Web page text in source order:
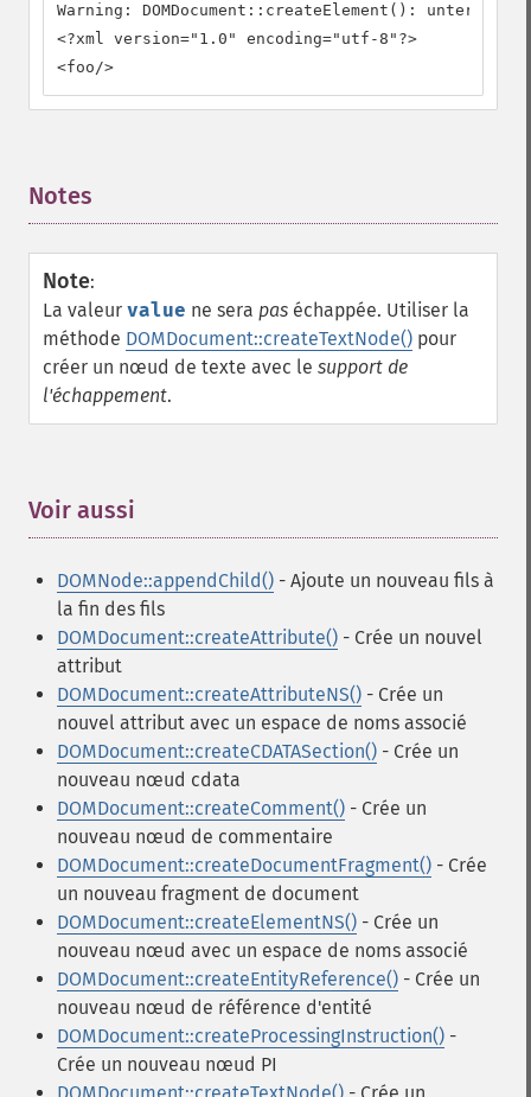
Warning: DOMDocument::createElement():
<?xml version="1.0" encoding="utf-8"?>
<foo/>
Notes
Note:
La valeur value ne sera pas échappée. Utiliser la
méthode DOMDocument::createTextNode() pour
créer un nœud de texte avec le support de
l'échappement.
Voir aussi
DOMNode::appendChild() - Ajoute un nouveau fils à
la fin des fils
DOMDocument::createAttribute() - Crée un nouvel
attribut
DOMDocument::createAttributeNS() - Crée un
nouvel attribut avec un espace de noms associé
DOMDocument::createCDATASection() - Crée un
nouveau nœud cdata
DOMDocument::createComment() - Crée un
nouveau nœud de commentaire
DOMDocument::createDocumentFragment() - Crée
un nouveau fragment de document
DOMDocument::createElementNS() - Crée un
nouveau nœud avec un espace de noms associé
DOMDocument::createEntityReference() - Crée un
nouveau nœud de référence d'entité
DOMDocument::createProcessingInstruction() -
Crée un nouveau nœud PI